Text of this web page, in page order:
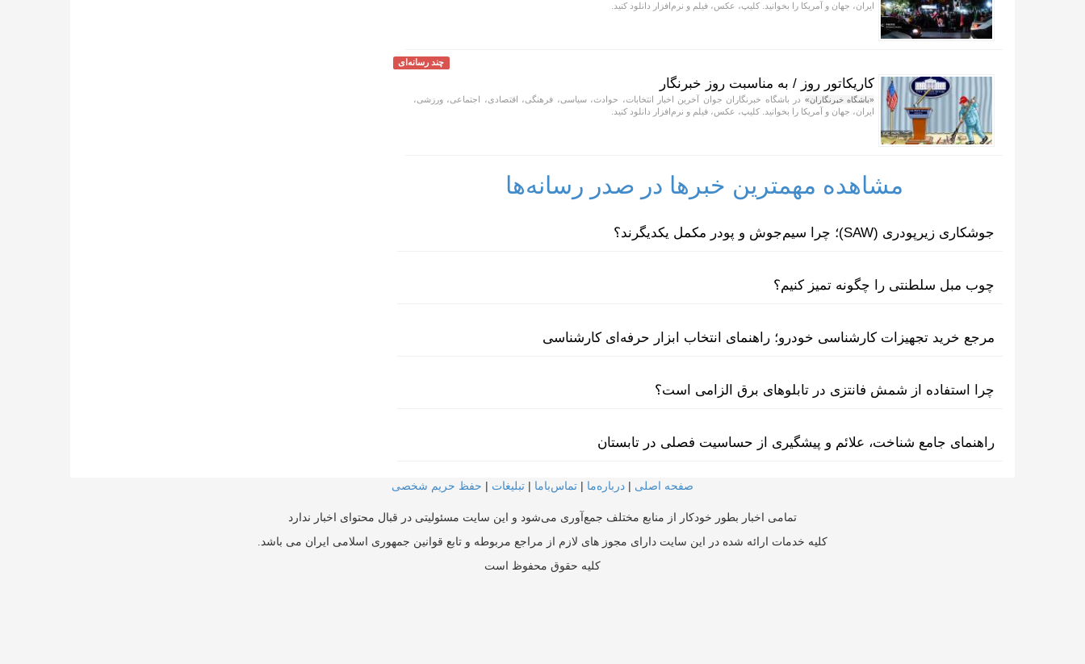
ایران، جهان و آمریکا را بخوانید. کلیپ، عکس، فیلم و نرم‌افزار دانلود کنید.
چند رسانه‌ای
کاریکاتور روز / به مناسبت روز خبرنگار
«باشگاه خبرنگاران» در باشگاه خبرنگاران جوان آخرین اخبار انتخابات، حوادث، سیاسی، فرهنگی، اقتصادی، اجتماعی، ورزشی،
ایران، جهان و آمریکا را بخوانید. کلیپ، عکس، فیلم و نرم‌افزار دانلود کنید.
مشاهده مهمترین خبرها در صدر رسانه‌ها
جوشکاری زیرپودری (SAW)؛ چرا سیم‌جوش و پودر مکمل یکدیگرند؟
چوب مبل سلطنتی را چگونه تمیز کنیم؟
مرجع خرید تجهیزات کارشناسی خودرو؛ راهنمای انتخاب ابزار حرفه‌ای کارشناسی
چرا استفاده از شمش فانتزی در تابلوهای برق الزامی است؟
راهنمای جامع شناخت، علائم و پیشگیری از حساسیت فصلی در تابستان
صفحه اصلی | درباره‌ما | تماس‌با‌ما | تبلیغات | حفظ حریم شخصی
تمامی اخبار بطور خودکار از منابع مختلف جمع‌آوری می‌شود و این سایت مسئولیتی در قبال محتوای اخبار ندارد
کلیه خدمات ارائه شده در این سایت دارای مجوز های لازم از مراجع مربوطه و تابع قوانین جمهوری اسلامی ایران می باشد.
کلیه حقوق محفوظ است